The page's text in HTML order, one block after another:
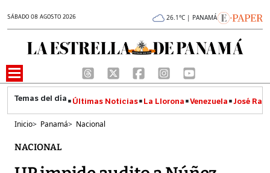
SÁBADO 08 AGOSTO 2026 26.1°C | PANAMÁ
Últimas Noticias La Llorona Venezuela José
Inicio> Panamá> Nacional
NACIONAL